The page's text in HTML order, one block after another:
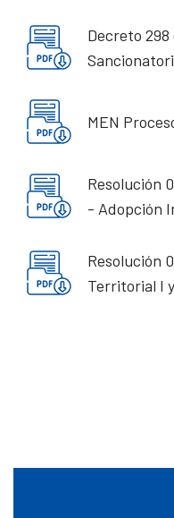
Decreto 298
MEN
Resolución
- Adopción
Resolución
Territorial I